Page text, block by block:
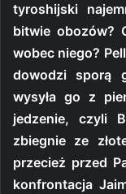
tyroshijski
bitwie obozów?
wobec niego?
dowodzi sporą
wysyła go z
jedzenie, czyli
zbiegnie ze
przecież przed
konfrontacja